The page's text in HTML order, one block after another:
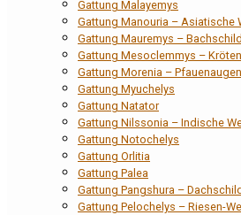
Gattung Malayemys
Gattung Manouria – Asiatische
Gattung Mauremys –
Gattung Mesoclemmys –
Gattung Morenia –
Gattung Myuchelys
Gattung Natator
Gattung Nilssonia – Indische
Gattung Notochelys
Gattung Orlitia
Gattung Palea
Gattung Pangshura –
Gattung Pelochelys – Riesen-